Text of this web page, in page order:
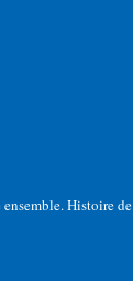
Histoire de